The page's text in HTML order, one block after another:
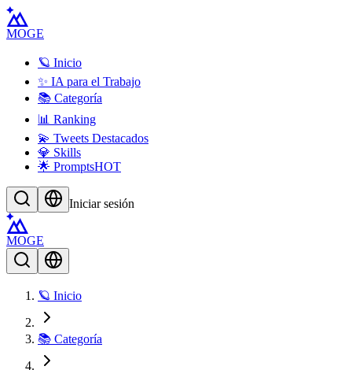
MOGE
🪐 Inicio
✨ IA para el Trabajo
📚 Categoría
📊 Ranking
💫 Tweets Destacados
💎 Skills
🌟 PromptsHOT
Iniciar sesión
MOGE
🪐 Inicio
📚 Categoría